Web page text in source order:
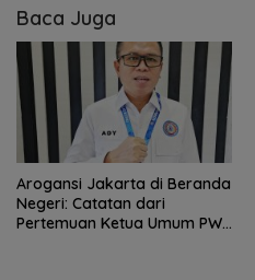
Baca Juga
Arogansi Jakarta di Beranda
Negeri: Catatan dari
Pertemuan Ketua Umum PWI